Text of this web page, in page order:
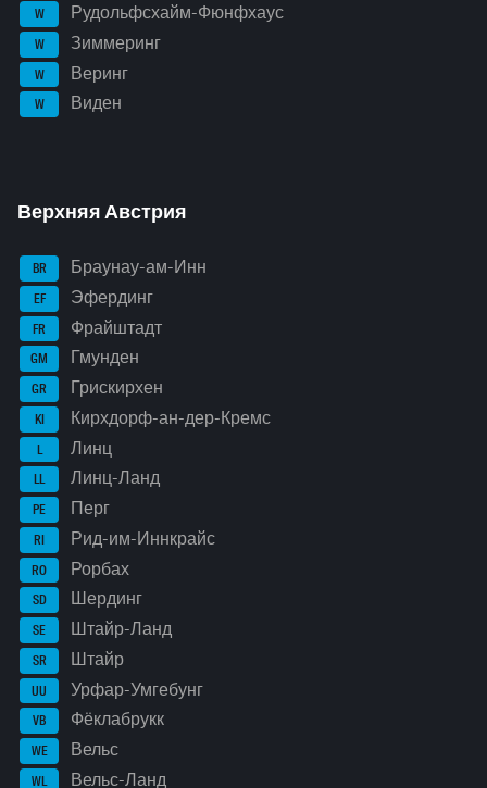
W Рудольфсхайм-Фюнфхаус
W Зиммеринг
W Веринг
W Виден
Верхняя Австрия
BR Браунау-ам-Инн
EF Эфердинг
FR Фрайштадт
GM Гмунден
GR Грискирхен
KI Кирхдорф-ан-дер-Кремс
L Линц
LL Линц-Ланд
PE Перг
RI Рид-им-Иннкрайс
RO Рорбах
SD Шердинг
SE Штайр-Ланд
SR Штайр
UU Урфар-Умгебунг
VB Фёклабрукк
WE Вельс
WL Вельс-Ланд